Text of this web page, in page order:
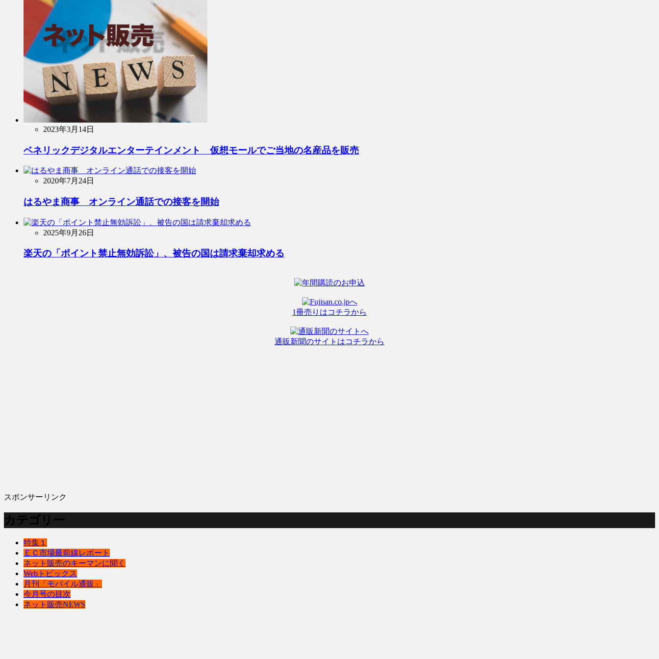
2023年3月14日
ベネリックデジタルエンターテインメント 仮想モールでご当地の名産品を販売
2020年7月24日
はるやま商事 オンライン通話での接客を開始
2025年9月26日
楽天の「ポイント禁止無効訴訟」、被告の国は請求棄却求める
1冊売りはコチラから
通販新聞のサイトはコチラから
スポンサーリンク
カテゴリー
特集１
ＥＣ市場最前線レポート
ネット販売のキーマンに聞く
Webトピックス
月刊「モバイル通販」
今月号の目次
ネット販売NEWS